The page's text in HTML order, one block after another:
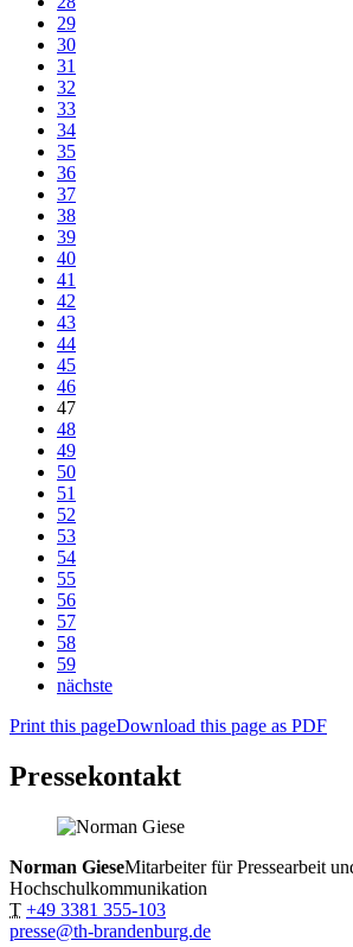
29
30
31
32
33
34
35
36
37
38
39
40
41
42
43
44
45
46
47
48
49
50
51
52
53
54
55
56
57
58
59
nächste
Print this pageDownload this page as PDF
Pressekontakt
Norman GieseMitarbeiter für Pressearbeit
Hochschulkommunikation
T +49 3381 355-103
presse@th-brandenburg.de